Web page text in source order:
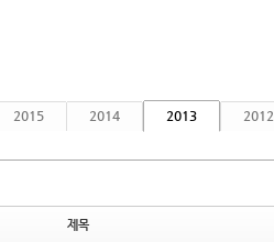
2015 2014 2013 2012
제목